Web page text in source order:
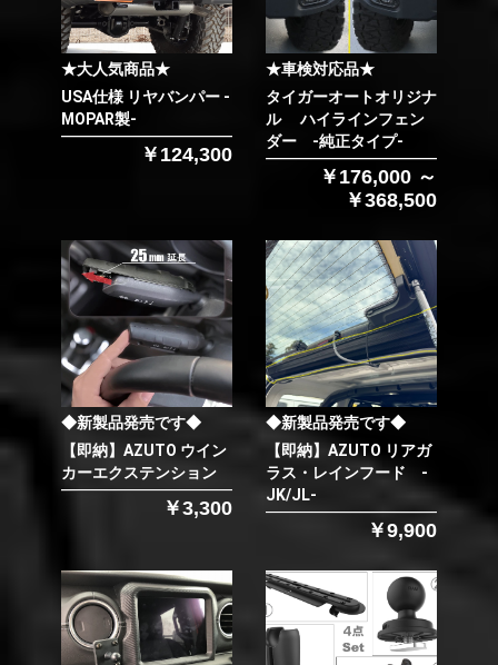
★大人気商品★
USA仕様 リヤバンパー -
MOPAR製-
￥124,300
★車検対応品★
タイガーオートオリジナ
ル ハイラインフェン
ダー -純正タイプ-
￥176,000 ～
￥368,500
◆新製品発売です◆
【即納】AZUTO ウイン
カーエクステンション
￥3,300
◆新製品発売です◆
【即納】AZUTO リアガ
ラス・レインフード -
JK/JL-
￥9,900